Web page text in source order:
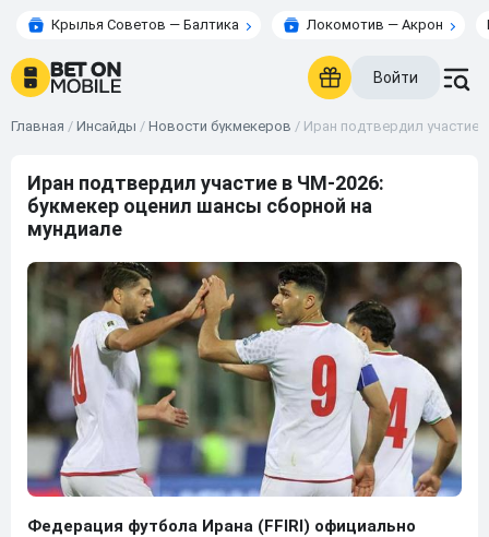
Крылья Советов — Балтика Локомотив — Акрон
Войти
Главная / Инсайды / Новости букмекеров / Иран подтвердил участие
Иран подтвердил участие в ЧМ-2026:
букмекер оценил шансы сборной на
мундиале
Федерация футбола Ирана (FFIRI) официально